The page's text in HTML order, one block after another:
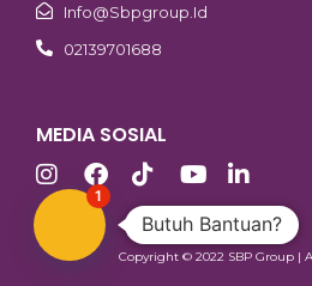
Info@sbpgroup.id
02139701688
MEDIA SOSIAL
Copyright © 2022 SBP Group |
Butuh Bantuan?
1